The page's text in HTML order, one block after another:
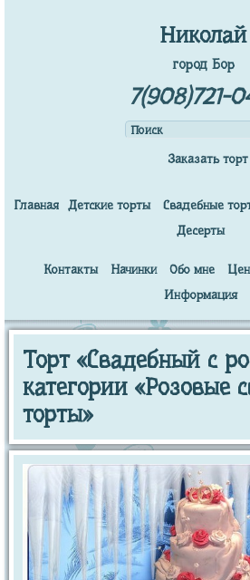
Николай
город Бор
7(908)721-
Заказать торт
Главная Детские торты Свадебные
Десерты
Контакты Начинки Обо мне
Информация
Торт «Свадебный с
категории «Розовые
торты»